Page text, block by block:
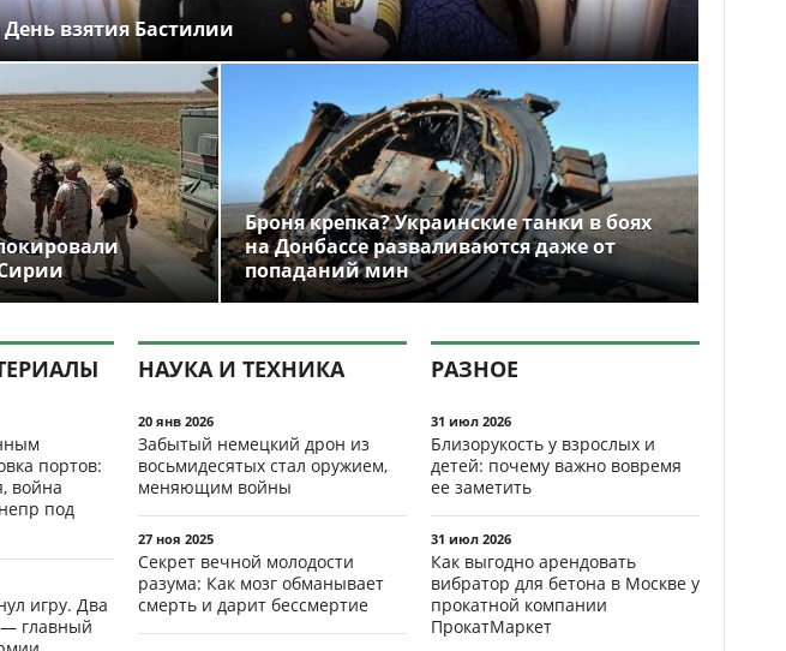
День взятия Бастилии
Броня крепка? Украинские танки в боях
на Донбассе разваливаются даже от
попаданий мин
портов:
война
под
игру. Два
— главный
НАУКА И ТЕХНИКА
20 янв 2026
Забытый немецкий дрон из
восьмидесятых стал оружием,
меняющим войны
27 ноя 2025
Секрет вечной молодости
разума: Как мозг обманывает
смерть и дарит бессмертие
РАЗНОЕ
31 июл 2026
Близорукость у взрослых и
детей: почему важно вовремя
ее заметить
31 июл 2026
Как выгодно арендовать
вибратор для бетона в Москве у
прокатной компании
ПрокатМаркет